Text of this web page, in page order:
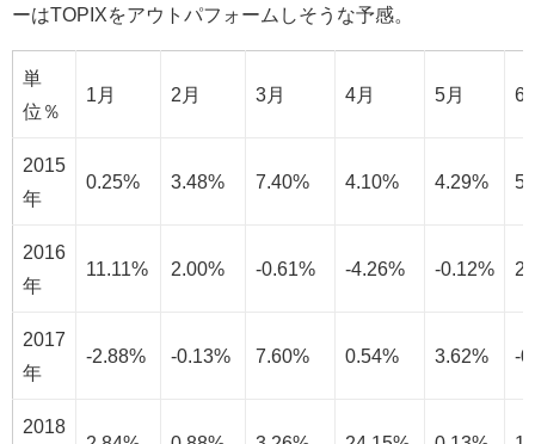
ーはTOPIXをアウトパフォームしそうな予感。
単
位％
1月 2月 3月 4月 5月 6
2015
年
0.25% 3.48% 7.40% 4.10% 4.29%
2016
年
11.11% 2.00% -0.61% -4.26% -0.12%
2017
年
-2.88% -0.13% 7.60% 0.54% 3.62% -
2018